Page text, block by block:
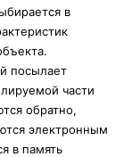
в
посылает
части
обратно,
электронным
в память